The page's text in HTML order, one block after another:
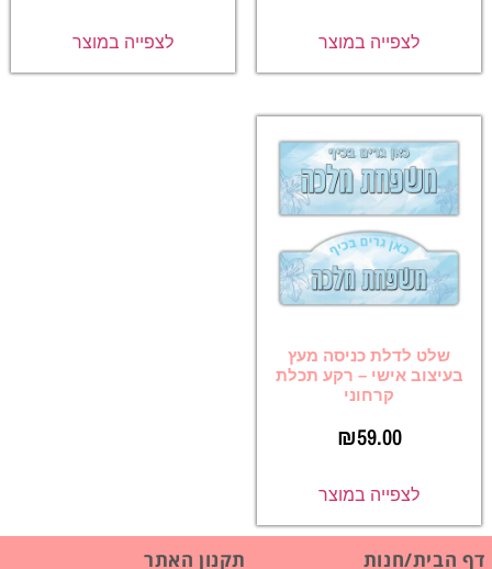
לצפייה במוצר לצפייה במוצר
שלט לדלת כניסה מעץ
בעיצוב אישי – רקע תכלת
קרחוני
₪59.00
לצפייה במוצר
דף הבית/חנות תקנון האתר